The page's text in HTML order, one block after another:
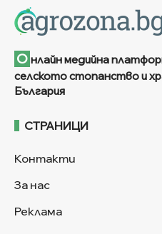
О нлайн медийна
селското стопанство и
България
СТРАНИЦИ
Контакти
За нас
Реклама